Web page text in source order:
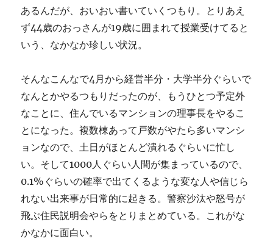
あるんだが、おいおい書いていくつもり。とりあえ
ず44歳のおっさんが19歳に囲まれて授業受けてると
いう、なかなか珍しい状況。
そんなこんなで4月から経営半分・大学半分ぐらいで
なんとかやるつもりだったのが、もうひとつ予定外
なことに、住んでいるマンションの理事長をやるこ
とになった。複数棟あって戸数がやたら多いマンシ
ョンなので、土日がほとんど潰れるぐらいに忙し
い。そして1000人ぐらい人間が集まっているので、
0.1%ぐらいの確率で出てくるような変な人や信じら
れない出来事が日常的に起きる。警察沙汰や怒号が
飛ぶ住民説明会やらをとりまとめている。これがな
かなかに面白い。